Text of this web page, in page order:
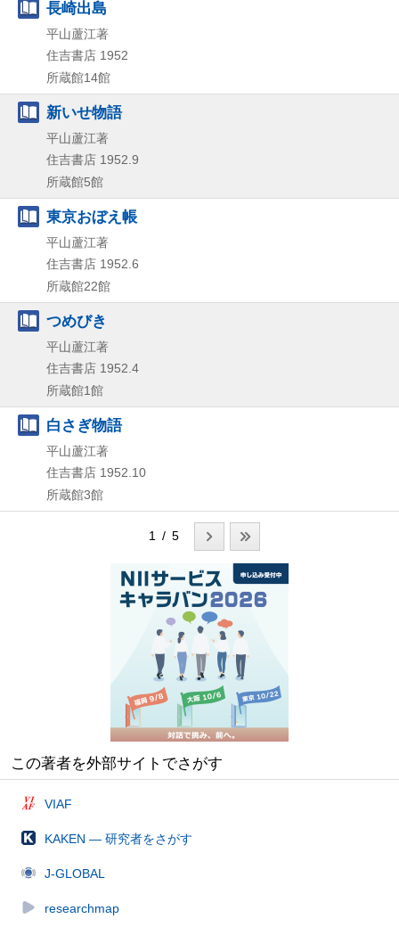
長崎出島
平山蘆江著
住吉書店 1952
所蔵館14館
新いせ物語
平山蘆江著
住吉書店 1952.9
所蔵館5館
東京おぼえ帳
平山蘆江著
住吉書店 1952.6
所蔵館22館
つめびき
平山蘆江著
住吉書店 1952.4
所蔵館1館
白さぎ物語
平山蘆江著
住吉書店 1952.10
所蔵館3館
1 / 5
この著者を外部サイトでさがす
VIAF
KAKEN — 研究者をさがす
J-GLOBAL
researchmap